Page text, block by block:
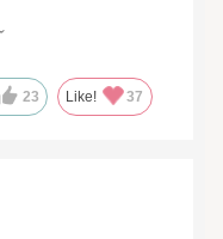
ました。とても素敵な
、心より感謝申し上げ
23 Like! 37